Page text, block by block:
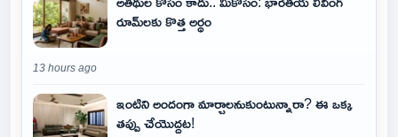
రూమ్‌లకు కొత్త అర్థం
13 hours ago
ఇంటిని అందంగా మార్చాలనుకుంటున్నారా? ఈ ఒక్క
తప్పు చేయొద్దట!